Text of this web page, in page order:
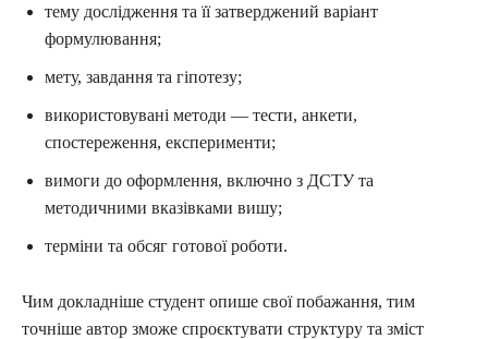
тему дослідження та її затверджений варіант
формулювання;
мету, завдання та гіпотезу;
використовувані методи — тести, анкети,
спостереження, експерименти;
вимоги до оформлення, включно з ДСТУ та
методичними вказівками вишу;
терміни та обсяг готової роботи.
Чим докладніше студент опише свої побажання, тим
точніше автор зможе спроєктувати структуру та зміст